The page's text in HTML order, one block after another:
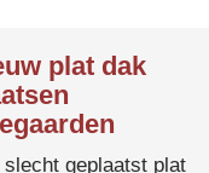
plat dak
slecht geplaatst plat